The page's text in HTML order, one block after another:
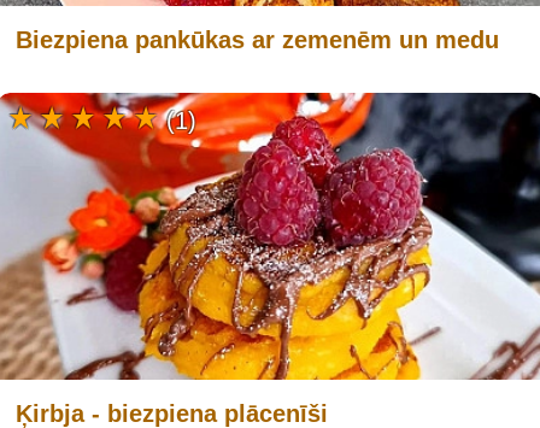
Biezpiena pankūkas ar zemenēm un medu
Ķirbja - biezpiena plācenīši
(1)